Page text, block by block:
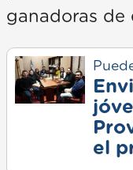
ganadoras de
el